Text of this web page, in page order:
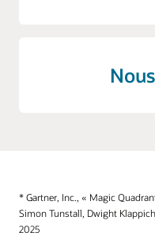
* Gartner, Inc., « Magic
Simon Tunstall, Dwight
2025